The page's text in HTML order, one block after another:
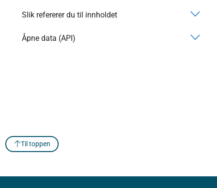
Slik refererer du til innholdet
Åpne data (API)
Til toppen